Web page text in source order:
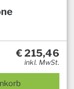
€215,46
inkl. MwSt.